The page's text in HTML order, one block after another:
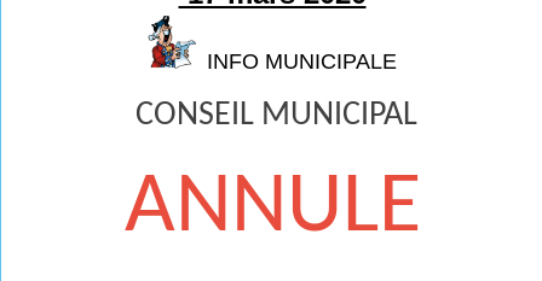
INFO MUNICIPALE
CONSEIL MUNICIPAL
ANNULE